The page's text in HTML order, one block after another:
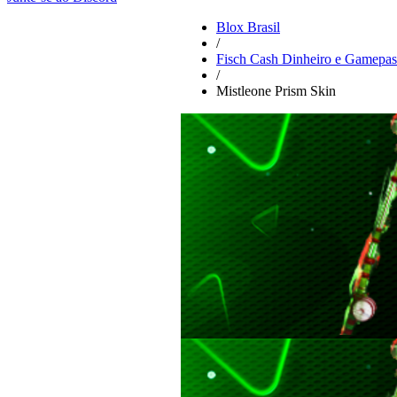
Blox Brasil
/
Fisch Cash Dinheiro e
/
Mistleone Prism Skin